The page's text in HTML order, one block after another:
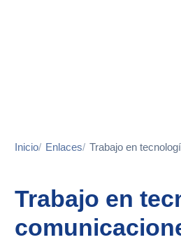
Inicio Enlaces Trabajo en
Trabajo en